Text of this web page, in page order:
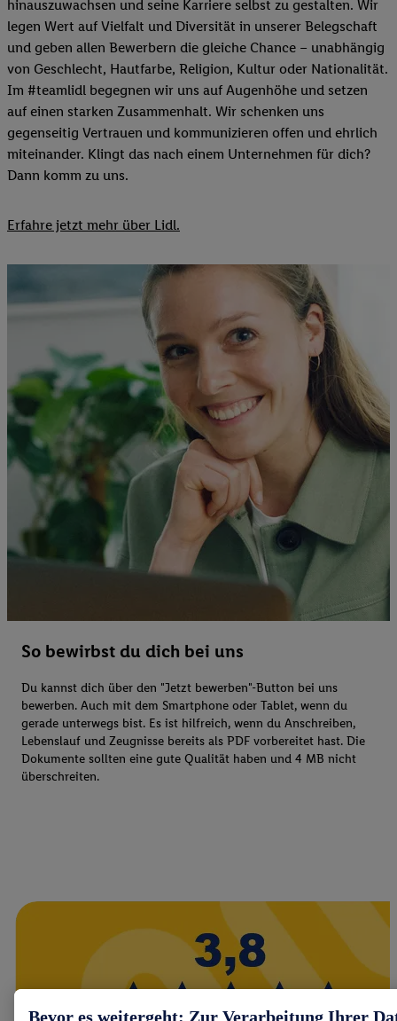
hinauszuwachsen und seine Karriere selbst zu gestalten. Wir
legen Wert auf Vielfalt und Diversität in unserer Belegschaft
und geben allen Bewerbern die gleiche Chance – unabhängig
von Geschlecht, Hautfarbe, Religion, Kultur oder Nationalität.
Im #teamlidl begegnen wir uns auf Augenhöhe und setzen
auf einen starken Zusammenhalt. Wir schenken uns
gegenseitig Vertrauen und kommunizieren offen und ehrlich
miteinander. Klingt das nach einem Unternehmen für dich?
Dann komm zu uns.​
Erfahre jetzt mehr über Lidl.
So bewirbst du dich bei uns
Du kannst dich über den "Jetzt bewerben"-Button bei uns
bewerben. Auch mit dem Smartphone oder Tablet, wenn du
gerade unterwegs bist. Es ist hilfreich, wenn du Anschreiben,
Lebenslauf und Zeugnisse bereits als PDF vorbereitet hast. Die
Dokumente sollten eine gute Qualität haben und 4 MB nicht
überschreiten.
Bevor es weitergeht: Zur Verarbeitung Ihrer